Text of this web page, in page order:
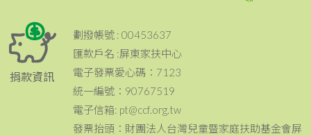
捐款資訊
劃撥帳號 : 00453637
匯款戶名 :屏東家扶中心
電子發票愛心碼：7123
統一編號：90767519
電子信箱: pt@ccf.org.tw
發票抬頭：財團法人台灣兒童暨家庭扶助基金會屏